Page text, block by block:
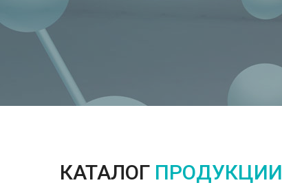
КАТАЛОГ ПРОДУКЦИИ